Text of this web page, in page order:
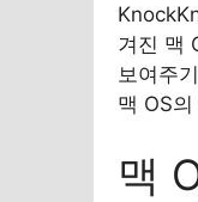
겨진 맥
보여주
맥 OS
맥